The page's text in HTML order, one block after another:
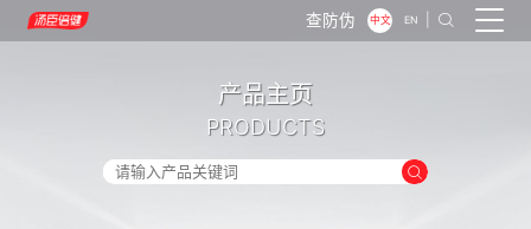
查防伪 中文 EN 
产品主页
PRODUCTS
